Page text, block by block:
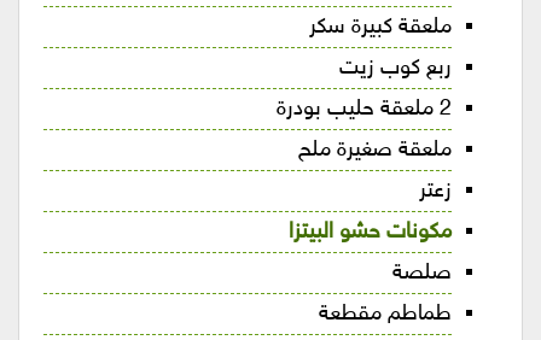
ملعقة كبيرة سكر
ربع كوب زيت
2 ملعقة حليب بودرة
ملعقة صغيرة ملح
زعتر
مكونات حشو البيتزا
صلصة
طماطم مقطعة